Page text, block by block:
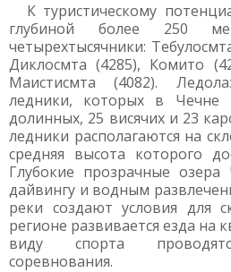
К туристическому
глубиной более 250
четырехтысячники:
Диклосмта (4285), Комито
Маистисмта (4082).
ледники, которых в Чечне
долинных, 25 висячих и 23
ледники располагаются на
средняя высота которого
Глубокие прозрачные
дайвингу и водным
реки создают условия для
регионе развивается езда на
виду спорта
соревнования.